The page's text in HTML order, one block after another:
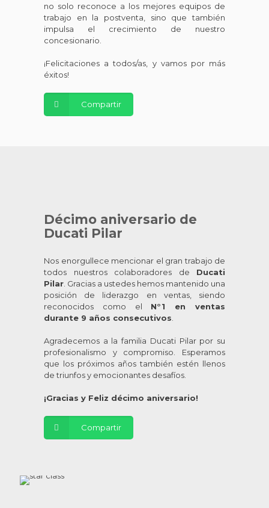
no solo reconoce a los mejores equipos de
trabajo en la postventa, sino que también
impulsa el crecimiento de nuestro
concesionario.
¡Felicitaciones a todos/as, y vamos por más
éxitos!
Compartir
Décimo aniversario de
Ducati Pilar
Nos enorgullece mencionar el gran trabajo de
todos nuestros colaboradores de Ducati
Pilar . Gracias a ustedes hemos mantenido una
posición de liderazgo en ventas, siendo
reconocidos como el N°1 en ventas
durante 9 años consecutivos
Agradecemos a la familia Ducati Pilar por su
profesionalismo y compromiso. Esperamos
que los próximos años también estén llenos
de triunfos y emocionantes desafíos.
¡Gracias y Feliz décimo aniversario!
Compartir